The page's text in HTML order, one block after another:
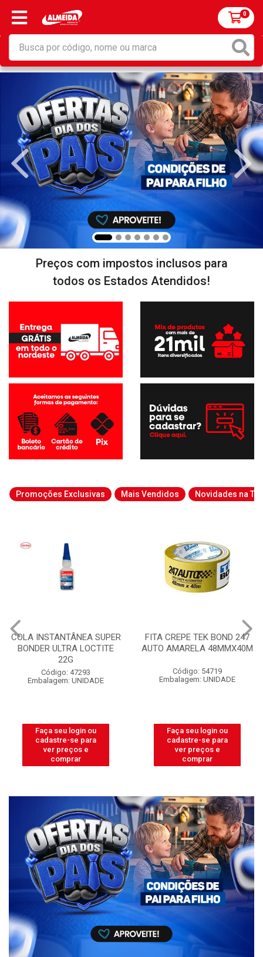
0
Preços com impostos inclusos para
todos os Estados Atendidos!
Promoções Exclusivas Mais Vendidos Novidades na
FITA CREPE TEK BOND 247
AUTO AMARELA 48MMX40M
Código: 54719
Embalagem: UNIDADE
Faça seu login ou
cadastre-se para
ver preços e
comprar
ELETRODUTO CORRUGADO
PLASNETAL 1/2 AMARELO
Código: 32596
Embalagem: ROLO
Faça seu login ou
cadastre-se para
ver preços e
comprar